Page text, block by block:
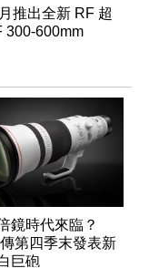
推出全新 RF 超
300-600mm
鏡時代來臨？
第四季末發表新
巨砲